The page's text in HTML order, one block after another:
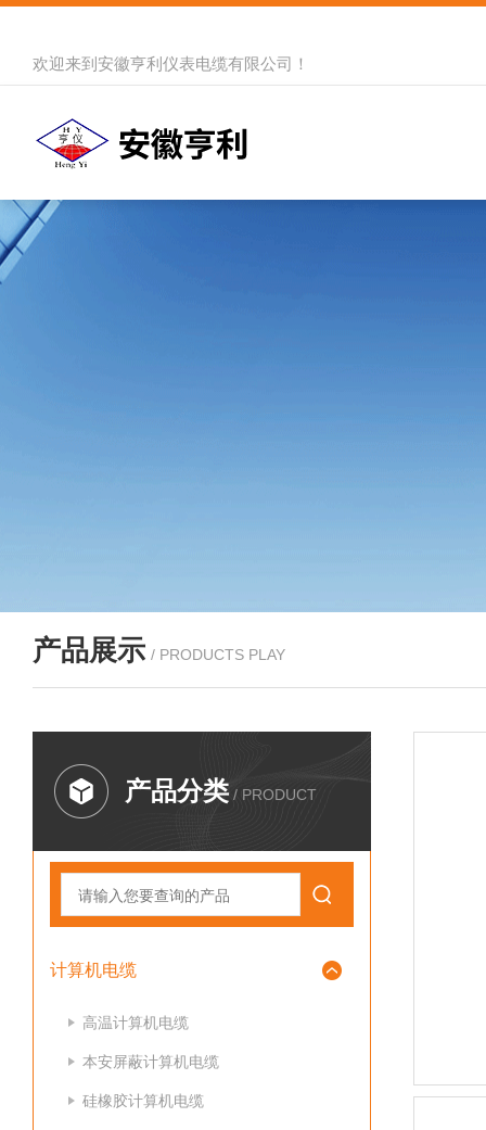
欢迎来到 安徽亨利仪表电缆有限公司 ！
产品展示 / PRODUCTS PLAY
产品分类 / PRODUCT
计算机电缆
高温计算机电缆
本安屏蔽计算机电缆
硅橡胶计算机电缆